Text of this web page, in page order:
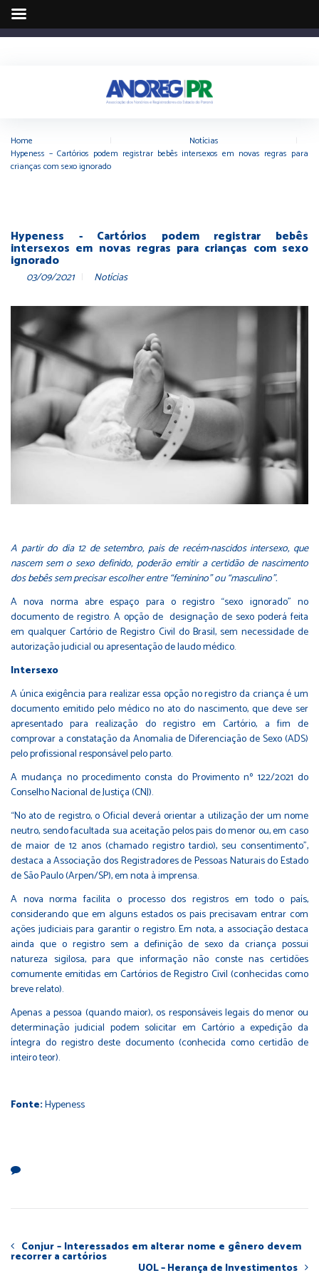
Home Notícias
Hypeness – Cartórios podem registrar bebês intersexos em novas regras para
crianças com sexo ignorado
Hypeness - Cartórios podem registrar bebês
intersexos em novas regras para crianças com sexo
ignorado
03/09/2021 Notícias
A partir do dia 12 de setembro, pais de recém-nascidos intersexo, que
nascem sem o sexo definido, poderão emitir a certidão de nascimento
dos bebês sem precisar escolher entre “feminino” ou “masculino”.
A nova norma abre espaço para o registro “sexo ignorado” no
documento de registro. A opção de designação de sexo poderá feita
em qualquer Cartório de Registro Civil do Brasil, sem necessidade de
autorização judicial ou apresentação de laudo médico.
Intersexo
A única exigência para realizar essa opção no registro da criança é um
documento emitido pelo médico no ato do nascimento, que deve ser
apresentado para realização do registro em Cartório, a fim de
comprovar a constatação da Anomalia de Diferenciação de Sexo (ADS)
pelo profissional responsável pelo parto.
A mudança no procedimento consta do Provimento nº 122/2021 do
Conselho Nacional de Justiça (CNJ).
“No ato de registro, o Oficial deverá orientar a utilização der um nome
neutro, sendo facultada sua aceitação pelos pais do menor ou, em caso
de maior de 12 anos (chamado registro tardio), seu consentimento”,
destaca a Associação dos Registradores de Pessoas Naturais do Estado
de São Paulo (Arpen/SP), em nota à imprensa.
A nova norma facilita o processo dos registros em todo o país,
considerando que em alguns estados os pais precisavam entrar com
ações judiciais para garantir o registro. Em nota, a associação destaca
ainda que o registro sem a definição de sexo da criança possui
natureza sigilosa, para que informação não conste nas certidões
comumente emitidas em Cartórios de Registro Civil (conhecidas como
breve relato).
Apenas a pessoa (quando maior), os responsáveis legais do menor ou
determinação judicial podem solicitar em Cartório a expedição da
íntegra do registro deste documento (conhecida como certidão de
inteiro teor).
Fonte:Hypeness
Conjur – Interessados em alterar nome e gênero devem
recorrer a cartórios
UOL – Herança de Investimentos